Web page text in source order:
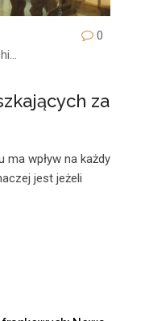
0
za
ma wpływ na każdy
jest jeżeli